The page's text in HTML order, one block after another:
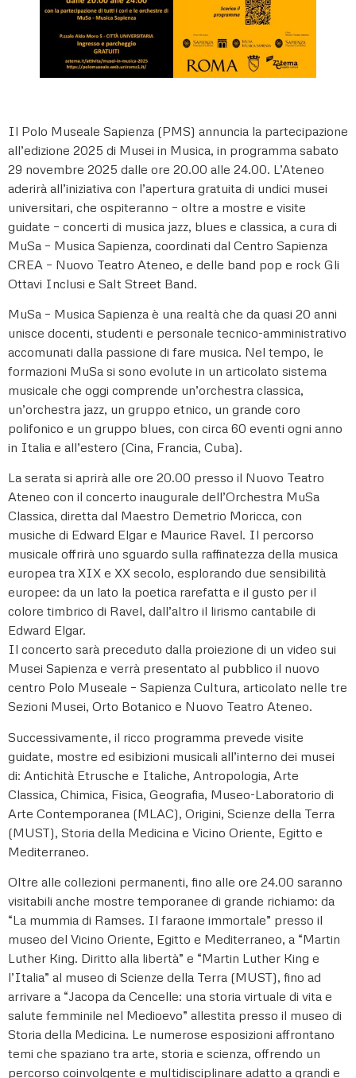
Il Polo Museale Sapienza (PMS) annuncia la partecipazione
all’edizione 2025 di Musei in Musica, in programma sabato
29 novembre 2025 dalle ore 20.00 alle 24.00. L’Ateneo
aderirà all’iniziativa con l’apertura gratuita di undici musei
universitari, che ospiteranno – oltre a mostre e visite
guidate – concerti di musica jazz, blues e classica, a cura di
MuSa – Musica Sapienza, coordinati dal Centro Sapienza
CREA – Nuovo Teatro Ateneo, e delle band pop e rock Gli
Ottavi Inclusi e Salt Street Band.
MuSa – Musica Sapienza è una realtà che da quasi 20 anni
unisce docenti, studenti e personale tecnico-amministrativo
accomunati dalla passione di fare musica. Nel tempo, le
formazioni MuSa si sono evolute in un articolato sistema
musicale che oggi comprende un’orchestra classica,
un’orchestra jazz, un gruppo etnico, un grande coro
polifonico e un gruppo blues, con circa 60 eventi ogni anno
in Italia e all’estero (Cina, Francia, Cuba).
La serata si aprirà alle ore 20.00 presso il Nuovo Teatro
Ateneo con il concerto inaugurale dell’Orchestra MuSa
Classica, diretta dal Maestro Demetrio Moricca, con
musiche di Edward Elgar e Maurice Ravel. Il percorso
musicale offrirà uno sguardo sulla raffinatezza della musica
europea tra XIX e XX secolo, esplorando due sensibilità
europee: da un lato la poetica rarefatta e il gusto per il
colore timbrico di Ravel, dall’altro il lirismo cantabile di
Edward Elgar.
Il concerto sarà preceduto dalla proiezione di un video sui
Musei Sapienza e verrà presentato al pubblico il nuovo
centro Polo Museale – Sapienza Cultura, articolato nelle tre
Sezioni Musei, Orto Botanico e Nuovo Teatro Ateneo.
Successivamente, il ricco programma prevede visite
guidate, mostre ed esibizioni musicali all’interno dei musei
di: Antichità Etrusche e Italiche, Antropologia, Arte
Classica, Chimica, Fisica, Geografia, Museo-Laboratorio di
Arte Contemporanea (MLAC), Origini, Scienze della Terra
(MUST), Storia della Medicina e Vicino Oriente, Egitto e
Mediterraneo.
Oltre alle collezioni permanenti, fino alle ore 24.00 saranno
visitabili anche mostre temporanee di grande richiamo: da
“La mummia di Ramses. Il faraone immortale” presso il
museo del Vicino Oriente, Egitto e Mediterraneo, a “Martin
Luther King. Diritto alla libertà” e “Martin Luther King e
l’Italia” al museo di Scienze della Terra (MUST), fino ad
arrivare a “Jacopa da Cencelle: una storia virtuale di vita e
salute femminile nel Medioevo” allestita presso il museo di
Storia della Medicina. Le numerose esposizioni affrontano
temi che spaziano tra arte, storia e scienza, offrendo un
percorso coinvolgente e multidisciplinare adatto a grandi e